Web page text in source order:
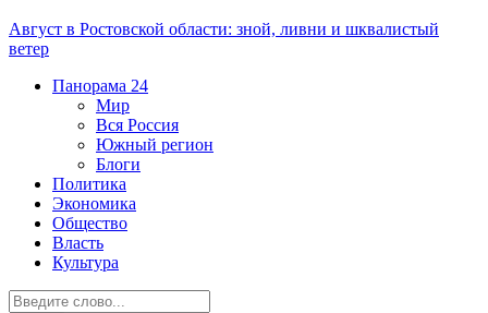
Август в Ростовской области: зной, ливни и шквалистый
ветер
Панорама 24
Мир
Вся Россия
Южный регион
Блоги
Политика
Экономика
Общество
Власть
Культура